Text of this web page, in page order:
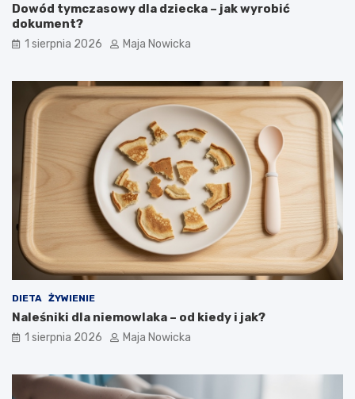
Dowód tymczasowy dla dziecka – jak wyrobić
dokument?
1 sierpnia 2026 Maja Nowicka
DIETA ŻYWIENIE
Naleśniki dla niemowlaka – od kiedy i jak?
1 sierpnia 2026 Maja Nowicka